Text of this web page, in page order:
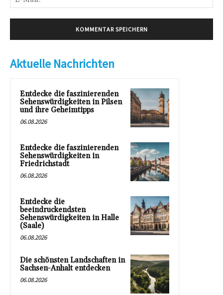
Aktuelle Nachrichten
Entdecke die faszinierenden
Sehenswürdigkeiten in Pilsen
und ihre Geheimtipps
06.08.2026
Entdecke die faszinierenden
Sehenswürdigkeiten in
Friedrichstadt
06.08.2026
Entdecke die
beeindruckendsten
Sehenswürdigkeiten in Halle
(Saale)
06.08.2026
Die schönsten Landschaften in
Sachsen-Anhalt entdecken
06.08.2026